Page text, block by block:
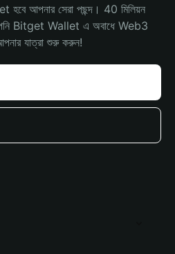
আপনার সেরা পছন্দ। 40 মিলিয়ন
আপনি Bitget Wallet এ অবাধে Web3
যাত্রা শুরু করুন!